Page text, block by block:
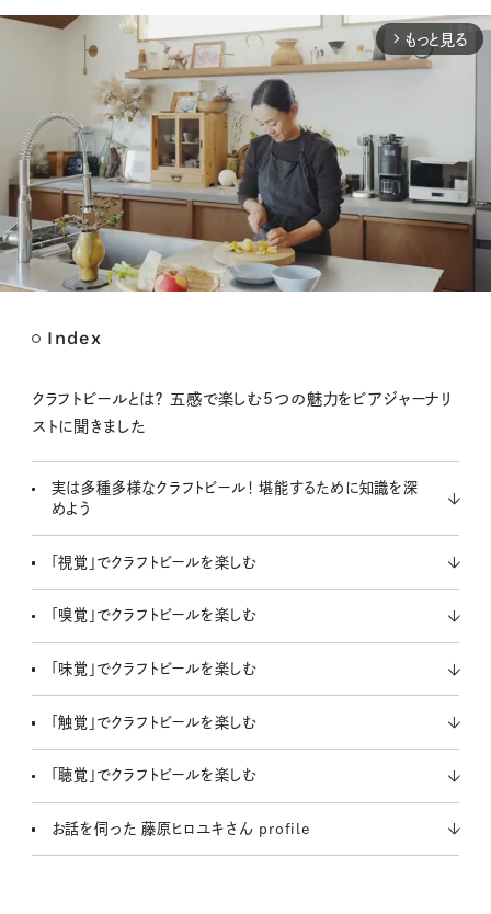
arrow_forward_ios もっと見る
t
Index
クラフトビールとは？ 五感で楽しむ5つの魅力をビアジャーナリ
ストに聞きました
実は多種多様なクラフトビール！ 堪能するために知識を深
めよう
「視覚」でクラフトビールを楽しむ
「嗅覚」でクラフトビールを楽しむ
「味覚」でクラフトビールを楽しむ
「触覚」でクラフトビールを楽しむ
「聴覚」でクラフトビールを楽しむ
お話を伺った 藤原ヒロユキさん profile